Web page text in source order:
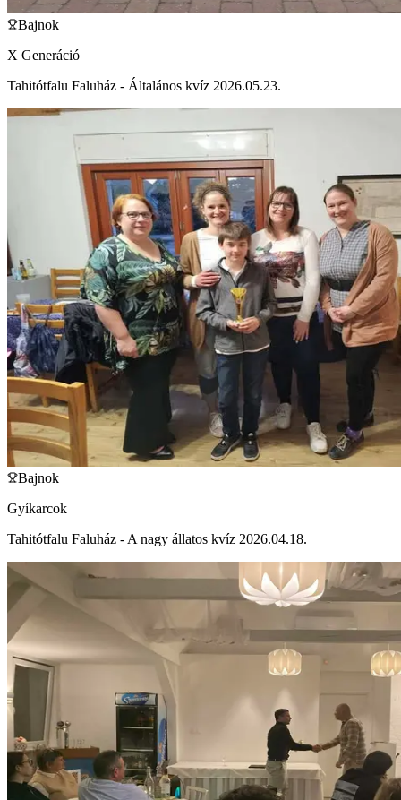
Bajnok
X Generáció
Tahitótfalu Faluház - Általános kvíz 2026.05.23.
Bajnok
Gyíkarcok
Tahitótfalu Faluház - A nagy állatos kvíz 2026.04.18.